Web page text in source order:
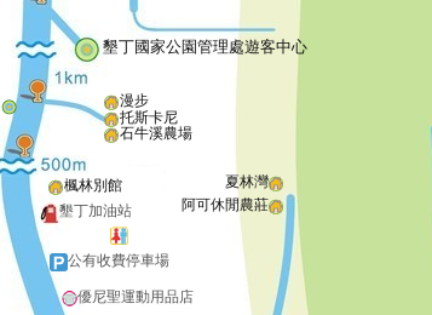
墾丁國家公園管理處遊客中心
托斯卡尼
石牛溪農場
漫步
墾丁加油站
公有收費停車場
阿可休閒農莊
楓林別館
優尼聖運動用品店
夏林灣